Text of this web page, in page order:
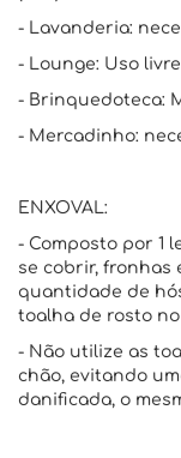
- Lavanderia:
- Lounge: Uso
- Brinquedoteca:
- Mercadinho:
ENXOVAL:
- Composto por 1
se cobrir, fronhas
quantidade de
toalha de rosto
- Não utilize as
chão, evitando
danificada, o